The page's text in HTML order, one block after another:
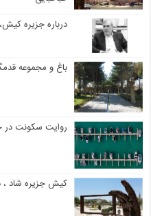
درباره جزیره
باغ و مجموعه
روایت سکونت در
کیش جزیره شاد ،